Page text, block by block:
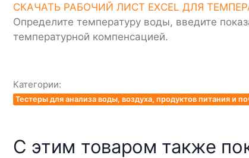
СКАЧАТЬ РАБОЧИЙ ЛИСТ EXCEL ДЛЯ
Определите температуру воды, введите
температурной компенсацией.
Категории:
Тестеры для анализа воды, воздуха, продуктов питания и
С этим товаром также